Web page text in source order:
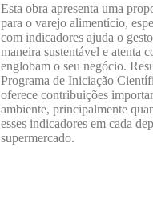
Esta obra apresenta uma
para o varejo alimentício,
com indicadores ajuda o
maneira sustentável e atenta
englobam o seu negócio.
Programa de Iniciação
oferece contribuições
ambiente, principalmente
esses indicadores em cada
supermercado.